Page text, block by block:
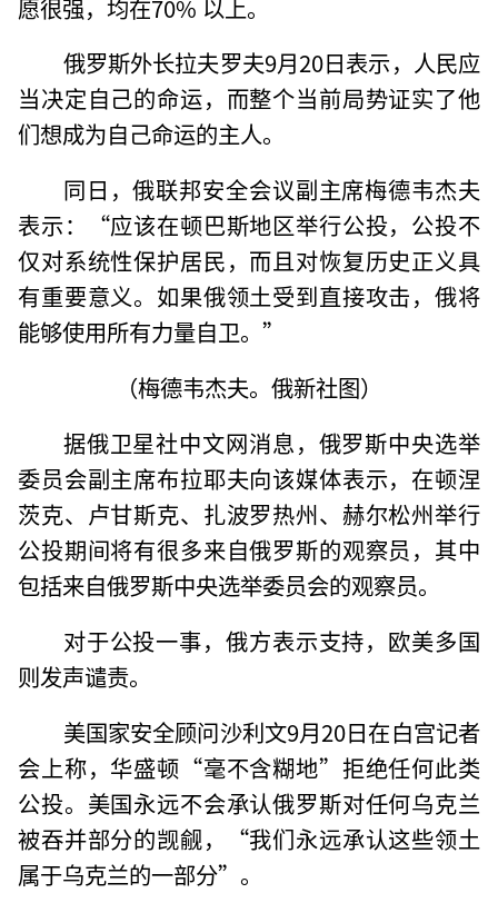
愿很强，均在70% 以上。
俄罗斯外长拉夫罗夫9月20日表示，人民应
当决定自己的命运，而整个当前局势证实了他
们想成为自己命运的主人。
同日，俄联邦安全会议副主席梅德韦杰夫
表示：“应该在顿巴斯地区举行公投，公投不
仅对系统性保护居民，而且对恢复历史正义具
有重要意义。如果俄领土受到直接攻击，俄将
能够使用所有力量自卫。”
（梅德韦杰夫。俄新社图）
据俄卫星社中文网消息，俄罗斯中央选举
委员会副主席布拉耶夫向该媒体表示，在顿涅
茨克、卢甘斯克、扎波罗热州、赫尔松州举行
公投期间将有很多来自俄罗斯的观察员，其中
包括来自俄罗斯中央选举委员会的观察员。
对于公投一事，俄方表示支持，欧美多国
则发声谴责。
美国家安全顾问沙利文9月20日在白宫记者
会上称，华盛顿“毫不含糊地”拒绝任何此类
公投。美国永远不会承认俄罗斯对任何乌克兰
被吞并部分的觊觎，“我们永远承认这些领土
属于乌克兰的一部分”。